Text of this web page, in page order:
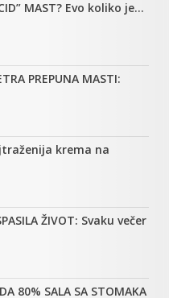
MAST? Evo koliko je…
PREPUNA MASTI:
krema na
ŽIVOT: Svaku večer
80% SALA SA STOMAKA